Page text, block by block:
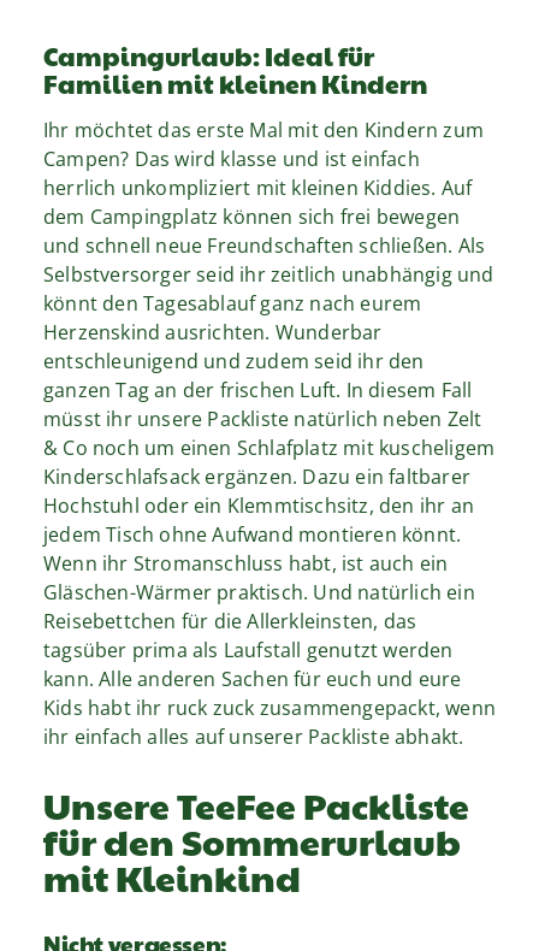
Campingurlaub: Ideal für
Familien mit kleinen Kindern
Ihr möchtet das erste Mal mit den Kindern zum
Campen? Das wird klasse und ist einfach
herrlich unkompliziert mit kleinen Kiddies. Auf
dem Campingplatz können sich frei bewegen
und schnell neue Freundschaften schließen. Als
Selbstversorger seid ihr zeitlich unabhängig und
könnt den Tagesablauf ganz nach eurem
Herzenskind ausrichten. Wunderbar
entschleunigend und zudem seid ihr den
ganzen Tag an der frischen Luft. In diesem Fall
müsst ihr unsere Packliste natürlich neben Zelt
& Co noch um einen Schlafplatz mit kuscheligem
Kinderschlafsack ergänzen. Dazu ein faltbarer
Hochstuhl oder ein Klemmtischsitz, den ihr an
jedem Tisch ohne Aufwand montieren könnt.
Wenn ihr Stromanschluss habt, ist auch ein
Gläschen-Wärmer praktisch. Und natürlich ein
Reisebettchen für die Allerkleinsten, das
tagsüber prima als Laufstall genutzt werden
kann. Alle anderen Sachen für euch und eure
Kids habt ihr ruck zuck zusammengepackt, wenn
ihr einfach alles auf unserer Packliste abhakt.
Unsere TeeFee Packliste
für den Sommerurlaub
mit Kleinkind
Nicht vergessen: